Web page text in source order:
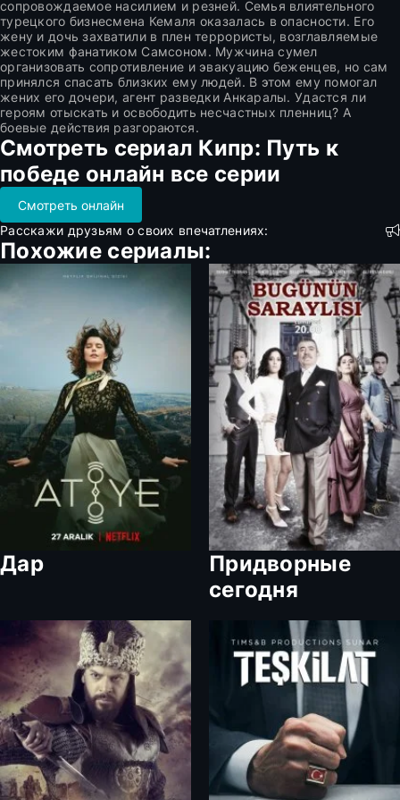
сопровождаемое насилием и резней. Семья влиятельного
турецкого бизнесмена Кемаля оказалась в опасности. Его
жену и дочь захватили в плен террористы, возглавляемые
жестоким фанатиком Самсоном. Мужчина сумел
организовать сопротивление и эвакуацию беженцев, но сам
принялся спасать близких ему людей. В этом ему помогал
жених его дочери, агент разведки Анкаралы. Удастся ли
героям отыскать и освободить несчастных пленниц? А
боевые действия разгораются.
Смотреть сериал Кипр: Путь к
победе онлайн все серии
Смотреть онлайн
Расскажи друзьям о своих впечатлениях:
Похожие сериалы:
Дар
Придворные
сегодня